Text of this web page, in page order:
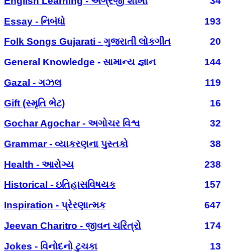
Essay - નિબંધો
193
Folk Songs Gujarati - ગુજરાતી લોકગીત
20
General Knowledge - સામાન્ય જ્ઞાન
144
Gazal - ગઝલ
119
Gift (સ્મૃતિ ભેટ)
16
Gochar Agochar - અગોચર વિશ્વ
32
Grammar - વ્યાકરણના પુસ્તકો
38
Health - આરોગ્ય
238
Historical - ઇતિહાસવિષયક
157
Inspiration - પ્રેરણાત્મક
647
Jeevan Charitro - જીવન ચરિત્રો
174
Jokes - વિનોદનો ટુચકા
13